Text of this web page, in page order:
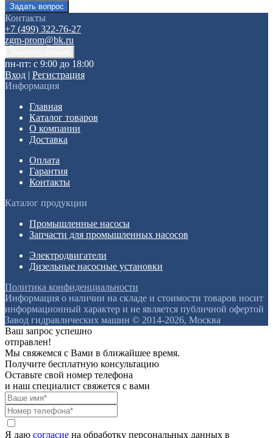
Контакты
+7 (499) 322-76-27
zgm-prom@bk.ru
пн-пт: с 9:00 до 18:00
Вход | Регистрация
Информация
Главная
Каталог товаров
О компании
Доставка
Оплата
Гарантия
Контакты
Каталог продукции
Промышленные насосы
Запчасти для промышленных насосов
Электродвигатели
Дизельные насосные установки
Политика конфиденциальности
Информация о наличии на складе и стоимости товаров носит
информационный характер и не является публичной офертой
Завод гидравлических машин © 2014-2026, Москва
Ваш запрос успешно
отправлен!
Мы свяжемся с Вами в ближайшее время.
Получите бесплатную консультацию
Оставьте свой номер телефона
и наш специалист свяжется с вами
Я даю согласие на обработку персональных данных в